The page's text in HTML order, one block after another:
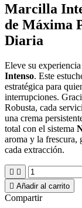
Marcilla
de Máxima
Diaria
Eleve su
Intenso. Este
estratégica para
interrupciones.
Robusta, cada
una crema
total con el sistema
aroma y la frescura,
cada extracción.
 
 Añadir al carrito
Compartir